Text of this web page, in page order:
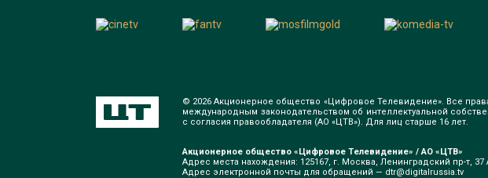
© 2026 Акционерное общество «Цифровое Телевидение». Все
международным законодательством об интеллектуальной
с согласия правообладателя (АО «ЦТВ»). Для лиц старше 16 лет.
Акционерное общество «Цифровое Телевидение» / АО «ЦТВ»
Адрес места нахождения: 125167, г. Москва, Ленинградский пр-т,
Адрес электронной почты для обращений — dtr@digitalrussia.tv